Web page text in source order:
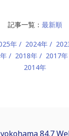
記事一覧： 最新順
年 2024年
2018年 2017年
2014年
84.7